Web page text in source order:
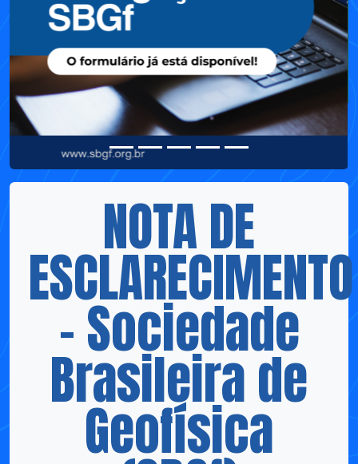
NOTA DE
ESCLARECIMENTO
– Sociedade
Brasileira de
Geofísica
(SBGf)
Publicado em: 20/05/2026